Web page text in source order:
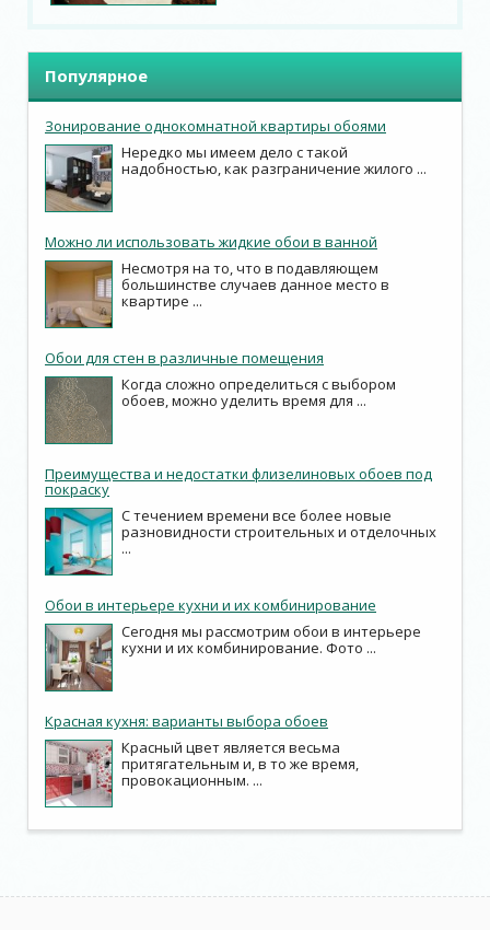
Популярное
Зонирование однокомнатной квартиры обоями
Нередко мы имеем дело с такой
надобностью, как разграничение жилого ...
Можно ли использовать жидкие обои в ванной
Несмотря на то, что в подавляющем
большинстве случаев данное место в
квартире ...
Обои для стен в различные помещения
Когда сложно определиться с выбором
обоев, можно уделить время для ...
Преимущества и недостатки флизелиновых обоев под
покраску
С течением времени все более новые
разновидности строительных и отделочных
...
Обои в интерьере кухни и их комбинирование
Сегодня мы рассмотрим обои в интерьере
кухни и их комбинирование. Фото ...
Красная кухня: варианты выбора обоев
Красный цвет является весьма
притягательным и, в то же время,
провокационным. ...